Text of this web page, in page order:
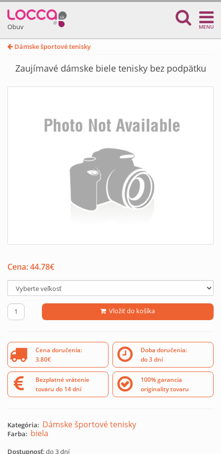
Obuv MENU
Dámske športové tenisky
Zaujímavé dámske biele tenisky bez podpätku
Cena:44.78€
Vložiť do košíka
Cena doručenia:
3.80€
Doba doručenia:
do 3 dní
Bezplatné vrátenie
tovaru do 14 dní
100% garancia
originality tovaru
Kategória: Dámske športové tenisky
Farba: biela
Dostupnosť: do 3 dní